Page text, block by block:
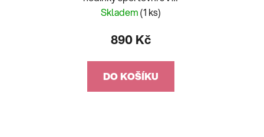
J7215.2
Skladem(1 ks)
890 Kč
DO KOŠÍKU